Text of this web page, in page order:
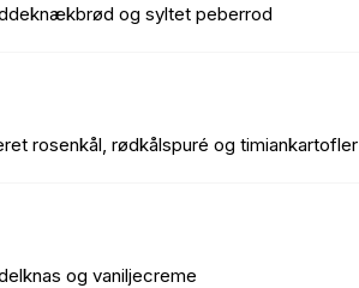
og syltet peberrod
rosenkål, rødkålspuré og timiankartofler
og vaniljecreme